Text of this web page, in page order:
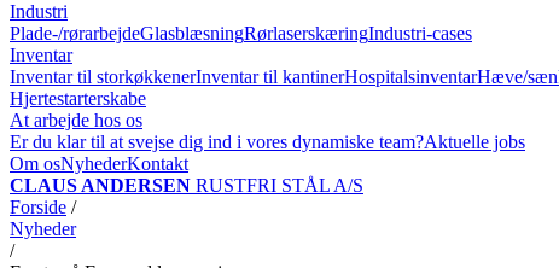
Industri
Plade-/rørarbejdeGlasblæsningRørlaserskæringIndustri-cases
Inventar
Inventar til storkøkkenerInventar til kantinerHospitalsinventarHæve/
Hjertestarterskabe
At arbejde hos os
Er du klar til at svejse dig ind i vores dynamiske team?Aktuelle jobs
Om osNyhederKontakt
CLAUS ANDERSEN RUSTFRI STÅL A/S
Forside /
Nyheder
/